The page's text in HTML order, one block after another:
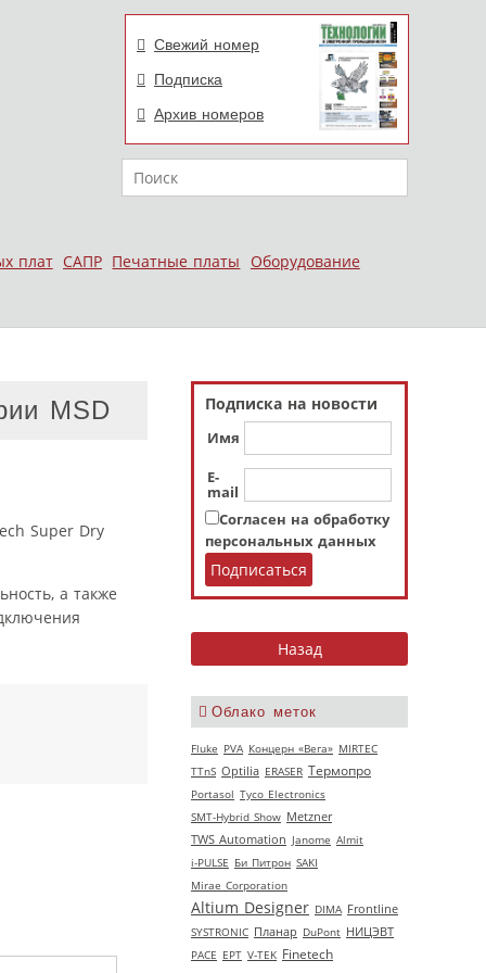
Свежий номер
Подписка
Архив номеров
Поиск
плат САПР Печатные платы
Оборудование
Подписка на новости
Имя
E-
mail
Согласен на обработку
персональных данных
Облако меток
Fluke PVA Концерн «Вега» MIRTEC
TTnS Optilia ERASER Термопро
Portasol Tyco Electronics
SMT-Hybrid Show Metzner
TWS Automation Janome Almit
i-PULSE Би Питрон SAKI
Mirae Corporation
Altium Designer DIMA Frontline
SYSTRONIC Планар DuPont НИЦЭВТ
РАСЕ EPT V‑TEK Finetech
MSD
Super Dry
а также